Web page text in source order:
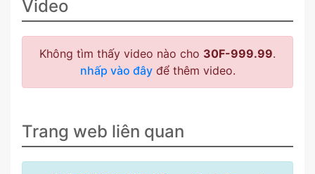
Video
Không tìm thấy video nào cho 30F-999.99.
nhấp vào đâyđể thêm video.
Trang web liên quan